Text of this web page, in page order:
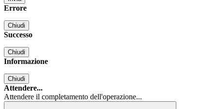
Errore
Chiudi
Successo
Chiudi
Informazione
Chiudi
Attendere...
Attendere il completamento dell'operazione...